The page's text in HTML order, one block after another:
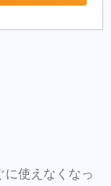
に使えなくなっ